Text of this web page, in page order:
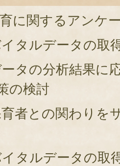
に関するアンケ
タルデータの取
タの分析結果に
の検討
者との関わりを
タルデータの取